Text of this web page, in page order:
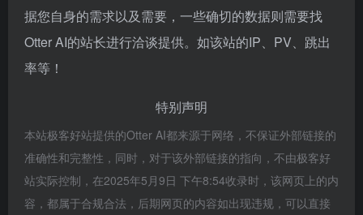
据您自身的需求以及需要，一些确切的数据则需要找
Otter AI的站长进行洽谈提供。如该站的IP、PV、跳出
率等！
特别声明
本站极客好站提供的Otter AI都来源于网络，不保证外部链接的
准确性和完整性，同时，对于该外部链接的指向，不由极客好
站实际控制，在2025年5月9日 下午8:54收录时，该网页上的内
容，都属于合规合法，后期网页的内容如出现违规，可以直接